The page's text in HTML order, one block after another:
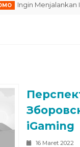
Menjalankan
iGaming
16 Maret 2022